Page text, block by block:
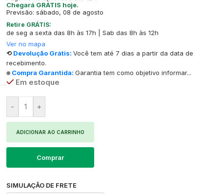
Chegará GRÁTIS hoje.
Previsão: sábado, 08 de agosto
Retire GRÁTIS:
de seg a sexta das 8h às 17h | Sab das 8h às 12h
Ver no mapa
⟲ Devolução Grátis: Você tem até 7 dias a partir da data de
recebimento.
⍟ Compra Garantida: Garantia tem como objetivo informar...
Em estoque
- +
ADICIONAR AO CARRINHO
Comprar
SIMULAÇÃO DE FRETE